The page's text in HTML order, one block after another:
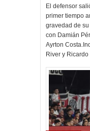
El defensor
primer tiempo
gravedad de
con Damián
Ayrton
River y